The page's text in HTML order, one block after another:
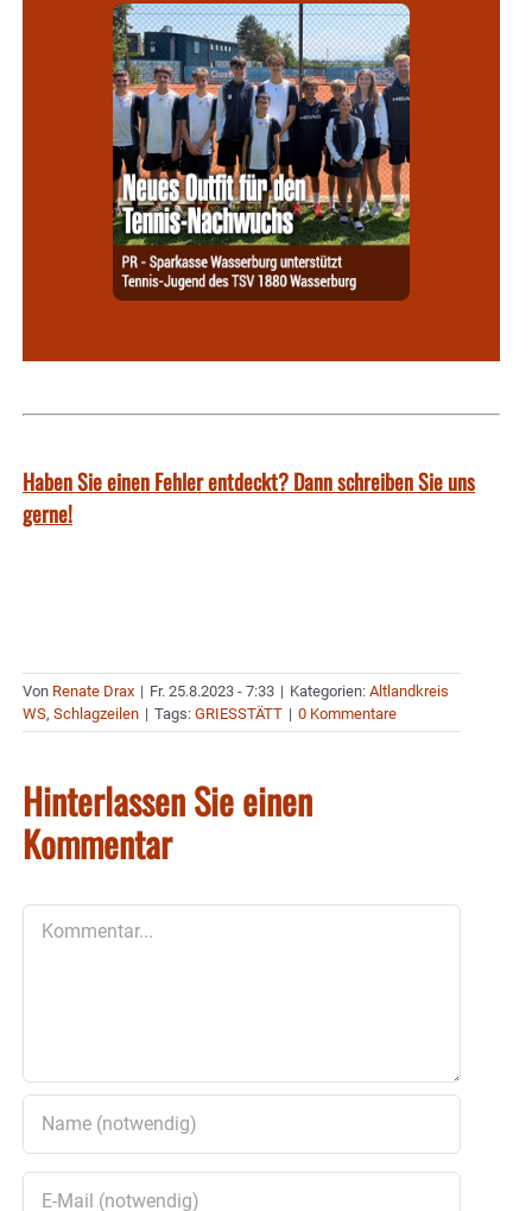
Haben Sie einen Fehler entdeckt? Dann schreiben Sie uns
gerne!
Von Renate Drax | Fr. 25.8.2023 - 7:33 | Kategorien: Altlandkreis
WS, Schlagzeilen | Tags: GRIESSTÄTT | 0 Kommentare
Hinterlassen Sie einen
Kommentar